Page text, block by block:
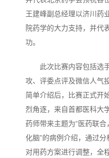
王建峰副总经理以济川药
院药学的大力支持，并代
功。
此次比赛内容包括选
攻、评委点评及微信人气
简单介绍后，比赛正式开
烈角逐，来自首都医科大
药师带来主题为“医药联
化脑”的病例介绍，通过分
对用药方案进行调整，全